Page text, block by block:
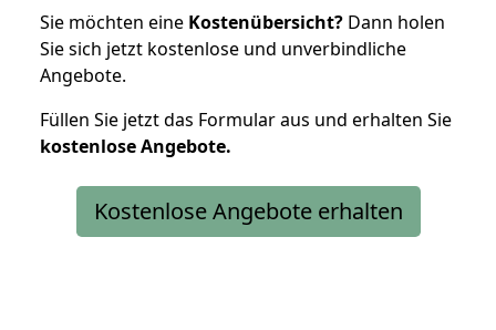
Sie möchten eine Kostenübersicht? Dann holen
Sie sich jetzt kostenlose und unverbindliche
Angebote.
Füllen Sie jetzt das Formular aus und erhalten Sie
kostenloseAngebote.
Kostenlose Angebote erhalten